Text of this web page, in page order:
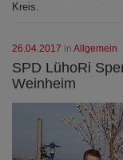
Kreis.
26.04.2017 in Allgemein
SPD LühoRi
Weinheim